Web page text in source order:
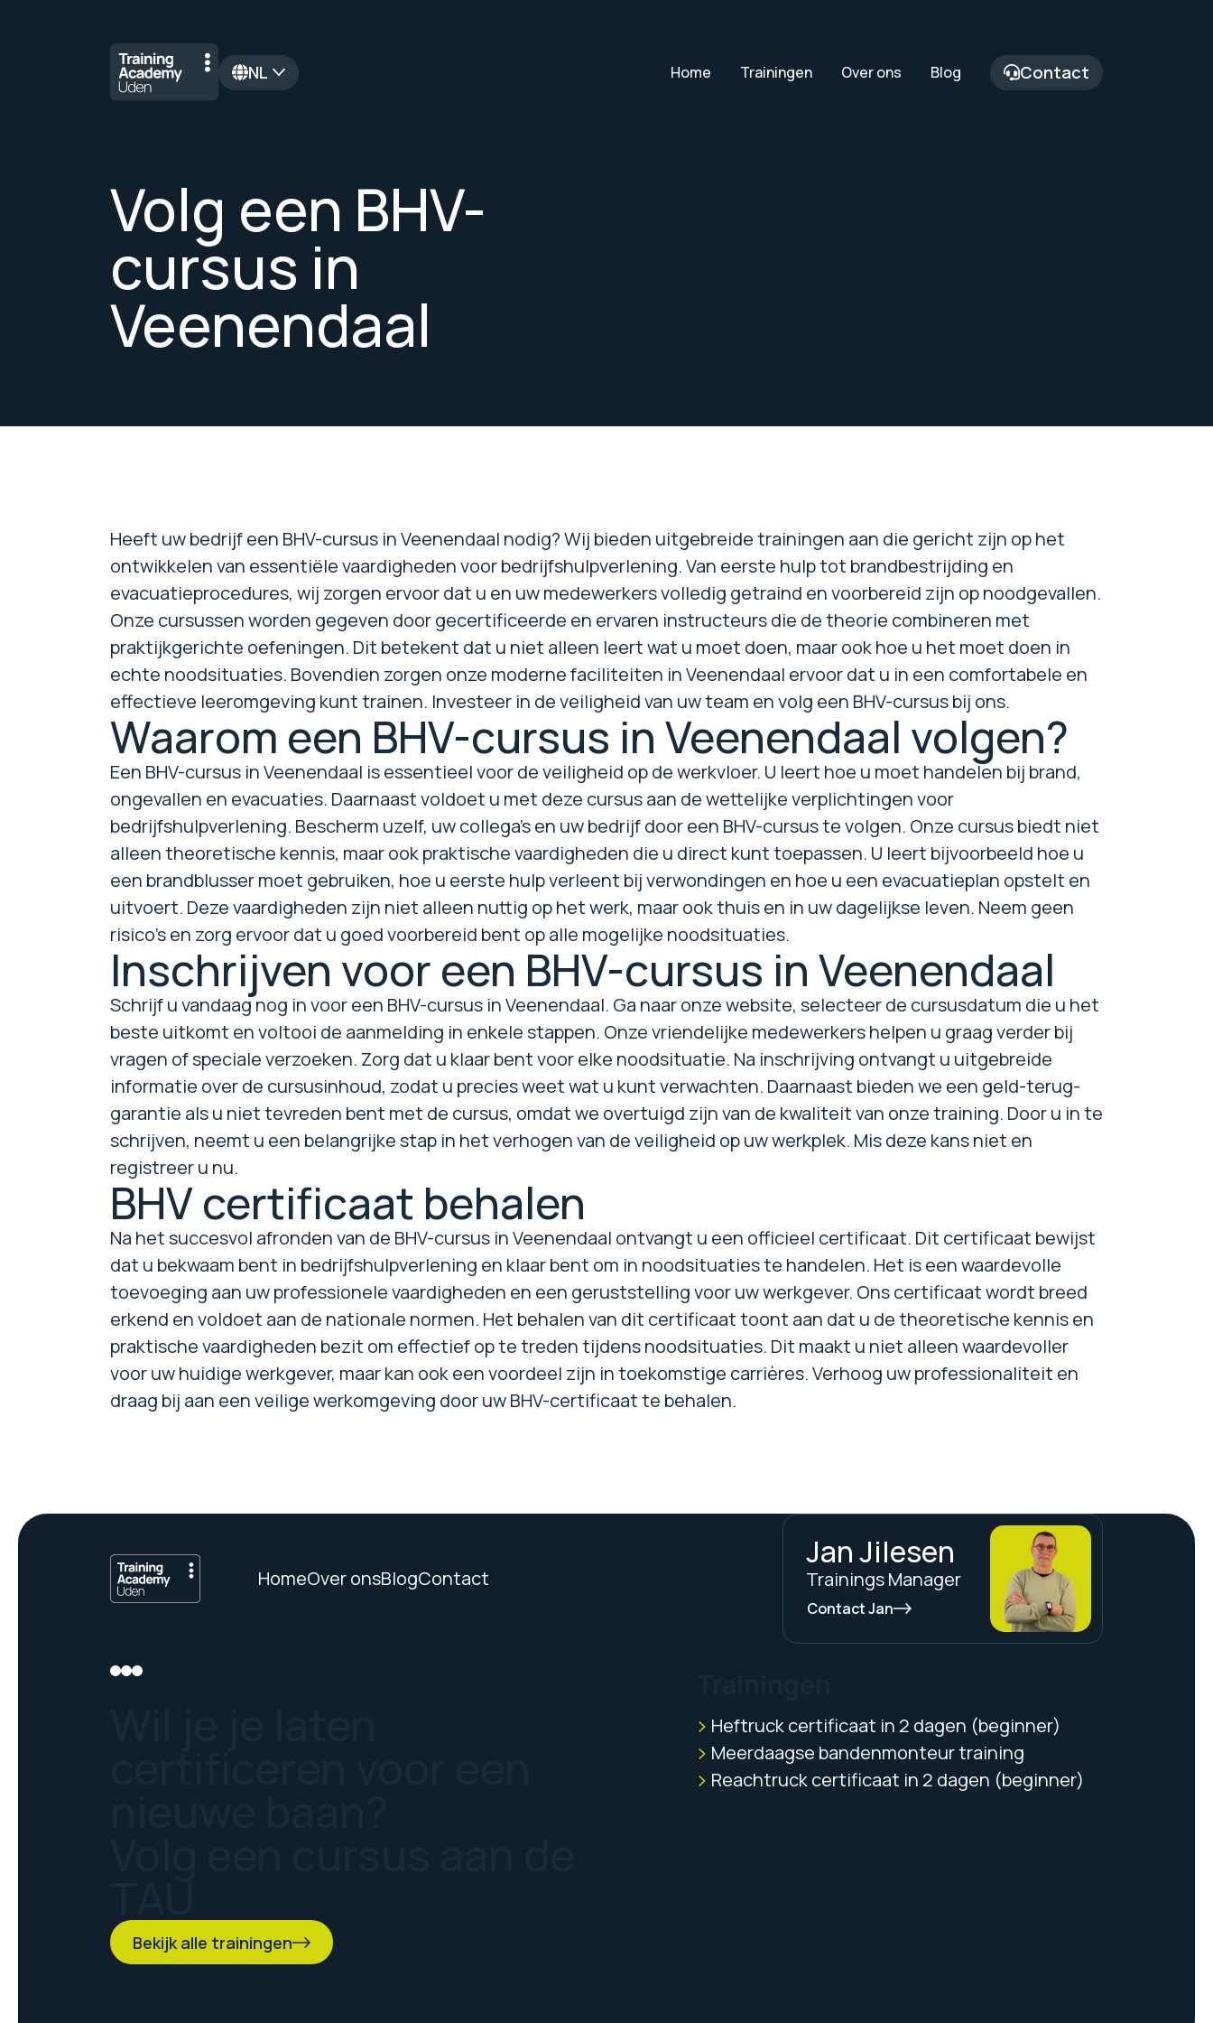
NL Home Trainingen Over ons Blog Contact
Volg een BHV-
cursus in
Veenendaal
Heeft uw bedrijf een BHV-cursus in Veenendaal nodig? Wij bieden uitgebreide trainingen aan die gericht zijn op het
ontwikkelen van essentiële vaardigheden voor bedrijfshulpverlening. Van eerste hulp tot brandbestrijding en
evacuatieprocedures, wij zorgen ervoor dat u en uw medewerkers volledig getraind en voorbereid zijn op noodgevallen.
Onze cursussen worden gegeven door gecertificeerde en ervaren instructeurs die de theorie combineren met
praktijkgerichte oefeningen. Dit betekent dat u niet alleen leert wat u moet doen, maar ook hoe u het moet doen in
echte noodsituaties. Bovendien zorgen onze moderne faciliteiten in Veenendaal ervoor dat u in een comfortabele en
effectieve leeromgeving kunt trainen. Investeer in de veiligheid van uw team en volg een BHV-cursus bij ons.
Waarom een BHV-cursus in Veenendaal volgen?
Een BHV-cursus in Veenendaal is essentieel voor de veiligheid op de werkvloer. U leert hoe u moet handelen bij brand,
ongevallen en evacuaties. Daarnaast voldoet u met deze cursus aan de wettelijke verplichtingen voor
bedrijfshulpverlening. Bescherm uzelf, uw collega's en uw bedrijf door een BHV-cursus te volgen. Onze cursus biedt niet
alleen theoretische kennis, maar ook praktische vaardigheden die u direct kunt toepassen. U leert bijvoorbeeld hoe u
een brandblusser moet gebruiken, hoe u eerste hulp verleent bij verwondingen en hoe u een evacuatieplan opstelt en
uitvoert. Deze vaardigheden zijn niet alleen nuttig op het werk, maar ook thuis en in uw dagelijkse leven. Neem geen
risico's en zorg ervoor dat u goed voorbereid bent op alle mogelijke noodsituaties.
Inschrijven voor een BHV-cursus in Veenendaal
Schrijf u vandaag nog in voor een BHV-cursus in Veenendaal. Ga naar onze website, selecteer de cursusdatum die u het
beste uitkomt en voltooi de aanmelding in enkele stappen. Onze vriendelijke medewerkers helpen u graag verder bij
vragen of speciale verzoeken. Zorg dat u klaar bent voor elke noodsituatie. Na inschrijving ontvangt u uitgebreide
informatie over de cursusinhoud, zodat u precies weet wat u kunt verwachten. Daarnaast bieden we een geld-terug-
garantie als u niet tevreden bent met de cursus, omdat we overtuigd zijn van de kwaliteit van onze training. Door u in te
schrijven, neemt u een belangrijke stap in het verhogen van de veiligheid op uw werkplek. Mis deze kans niet en
registreer u nu.
BHV certificaat behalen
Na het succesvol afronden van de BHV-cursus in Veenendaal ontvangt u een officieel certificaat. Dit certificaat bewijst
dat u bekwaam bent in bedrijfshulpverlening en klaar bent om in noodsituaties te handelen. Het is een waardevolle
toevoeging aan uw professionele vaardigheden en een geruststelling voor uw werkgever. Ons certificaat wordt breed
erkend en voldoet aan de nationale normen. Het behalen van dit certificaat toont aan dat u de theoretische kennis en
praktische vaardigheden bezit om effectief op te treden tijdens noodsituaties. Dit maakt u niet alleen waardevoller
voor uw huidige werkgever, maar kan ook een voordeel zijn in toekomstige carrières. Verhoog uw professionaliteit en
draag bij aan een veilige werkomgeving door uw BHV-certificaat te behalen.
HomeOver onsBlogContact
Jan Jilesen
Trainings Manager
Contact Jan
Bekijk alle trainingen
Heftruck certificaat in 2 dagen (beginner)
Meerdaagse bandenmonteur training
Reachtruck certificaat in 2 dagen (beginner)